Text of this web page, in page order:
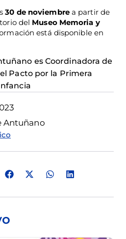
30 de noviembrea partir de
del Museo Memoria y
está disponible en
es Coordinadora de
Pacto por la Primera
Antuñano